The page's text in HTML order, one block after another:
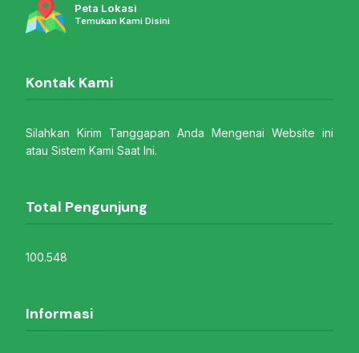
Peta Lokasi
Temukan Kami Disini
Kontak Kami
Silahkan Kirim Tanggapan Anda Mengenai Website ini
atau Sistem Kami Saat Ini.
Total Pengunjung
100.548
Informasi